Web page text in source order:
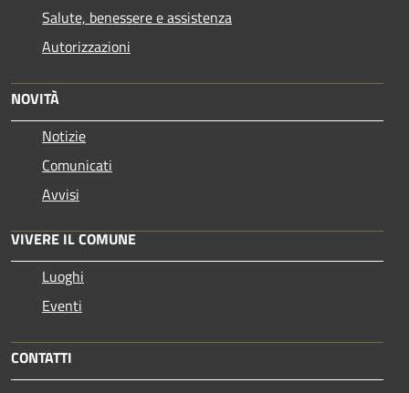
Salute, benessere e assistenza
Autorizzazioni
NOVITÀ
Notizie
Comunicati
Avvisi
VIVERE IL COMUNE
Luoghi
Eventi
CONTATTI